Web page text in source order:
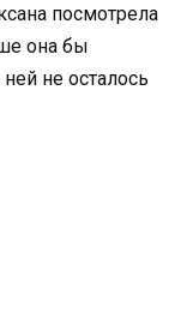
посмотрела
она бы
не осталось